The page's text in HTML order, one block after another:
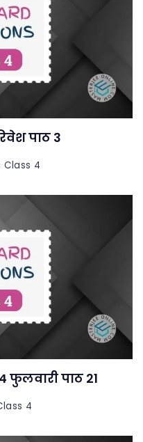
पाठ 3
Class 4
पाठ 21
4